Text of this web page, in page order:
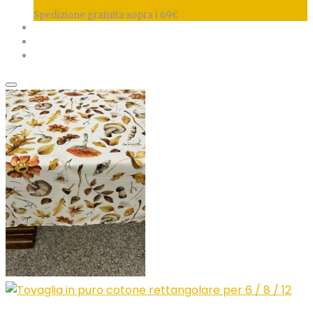
Spedizione gratuita sopra i 69€